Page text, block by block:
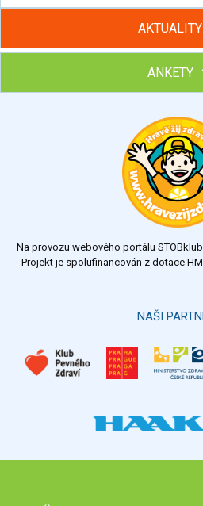
AKTUALITY
Hubněte s podporou lektorky a
Chcete poradit s hubnutím?
ANKETY
Výsledky
Na provozu webového portálu
Projekt je spolufinancován z dotace
NAŠI